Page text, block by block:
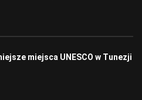
miejsca UNESCO w Tunezji